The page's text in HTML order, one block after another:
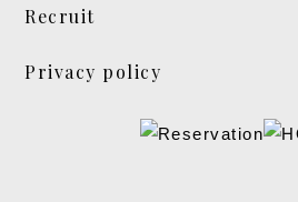
Recruit
Privacy policy